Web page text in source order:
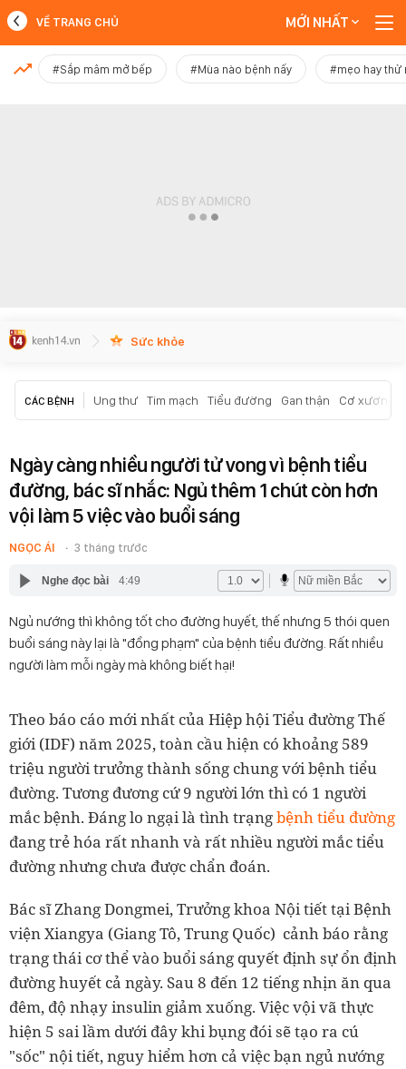
MỚI NHẤT
VỀ TRANG CHỦ MỚI NHẤT
#Sắp mâm mở bếp #Mùa nào bệnh nấy #mẹo hay thử
Sức khỏe
CÁC BỆNH Ung thư Tim mạch Tiểu đường Gan thận Cơ xương
Ngày càng nhiều người tử vong vì bệnh tiểu
đường, bác sĩ nhắc: Ngủ thêm 1 chút còn hơn
vội làm 5 việc vào buổi sáng
NGỌC ÁI 3 tháng trước
Nghe đọc bài 4:49
Ngủ nướng thì không tốt cho đường huyết, thế nhưng 5 thói quen
buổi sáng này lại là "đồng phạm" của bệnh tiểu đường. Rất nhiều
người làm mỗi ngày mà không biết hại!
Theo báo cáo mới nhất của Hiệp hội Tiểu đường Thế
giới (IDF) năm 2025, toàn cầu hiện có khoảng 589
triệu ngườitrưởng thành sống chung với bệnh tiểu
đường. Tương đương cứ 9 người lớn thì có 1 người
mắc bệnh. Đáng lo ngại là tình trạngbệnh tiểu đường
đang trẻ hóa rất nhanh và rất nhiều người mắc tiểu
đường nhưng chưa được chẩn đoán.
Bác sĩZhang Dongmei, Trưởng khoa Nội tiết tại Bệnh
viện Xiangya (Giang Tô, Trung Quốc) cảnh báo rằng
trạng thái cơ thể vào buổi sáng quyết định sự ổn định
đường huyết cả ngày. Sau 8 đến 12 tiếng nhịn ăn qua
đêm, độ nhạy insulin giảm xuống. Việc vội vã thực
hiện 5 sai lầm dưới đây khi bụng đói sẽ tạo ra cú
"sốc" nội tiết, nguy hiểm hơn cả việc bạn ngủ nướng